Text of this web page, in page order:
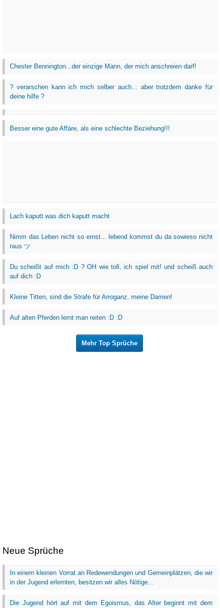
Chester Bennington...der einzige Mann, der mich anschreien darf!
? verarschen kann ich mich selber auch... aber trotzdem danke für
deine hilfe ?
Besser eine gute Affäre, als eine schlechte Beziehung!!!
Lach kaputt was dich kaputt macht
Nimm das Leben nicht so ernst... lebend kommst du da sowieso nicht
raus ツ
Du scheißt auf mich :D ? OH wie toll, ich spiel mit! und scheiß auch
auf dich :D
Kleine Titten, sind die Strafe für Arroganz, meine Damen!
Auf alten Pferden lernt man reiten :D :D
Mehr Top Sprüche
Neue Sprüche
In einem kleinen Vorrat an Redewendungen und Gemeinplätzen, die wir
in der Jugend erlernten, besitzen wir alles Nötige...
Die Jugend hört auf mit dem Egoismus, das Alter beginnt mit dem